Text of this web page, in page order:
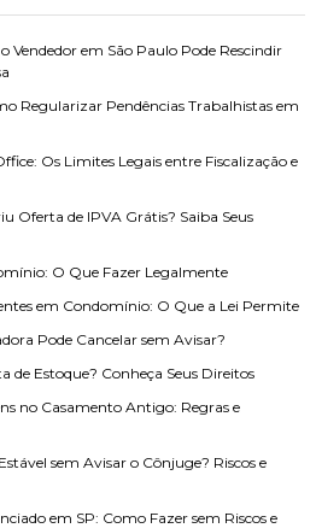
r
n
a
O
u
a
r
s
r
Vendedor em São Paulo Pode Rescindir
Regularizar Pendências Trabalhistas em
Os Limites Legais entre Fiscalização e
Oferta de IPVA Grátis? Saiba Seus
O Que Fazer Legalmente
em Condomínio: O Que a Lei Permite
Pode Cancelar sem Avisar?
de Estoque? Conheça Seus Direitos
no Casamento Antigo: Regras e
sem Avisar o Cônjuge? Riscos e
em SP: Como Fazer sem Riscos e